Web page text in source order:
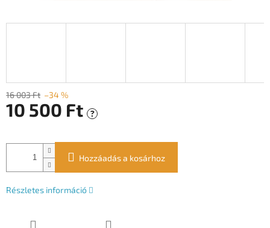
16 003 Ft –34 %
10 500 Ft ?
Hozzáadás a kosárhoz
Részletes információ